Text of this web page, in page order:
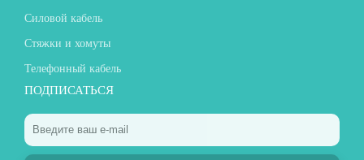
Силовой кабель
Стяжки и хомуты
Телефонный кабель
ПОДПИСАТЬСЯ